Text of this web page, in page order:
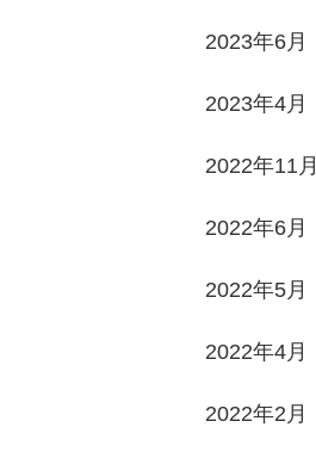
2023年6月
2023年4月
2022年11月
2022年6月
2022年5月
2022年4月
2022年2月